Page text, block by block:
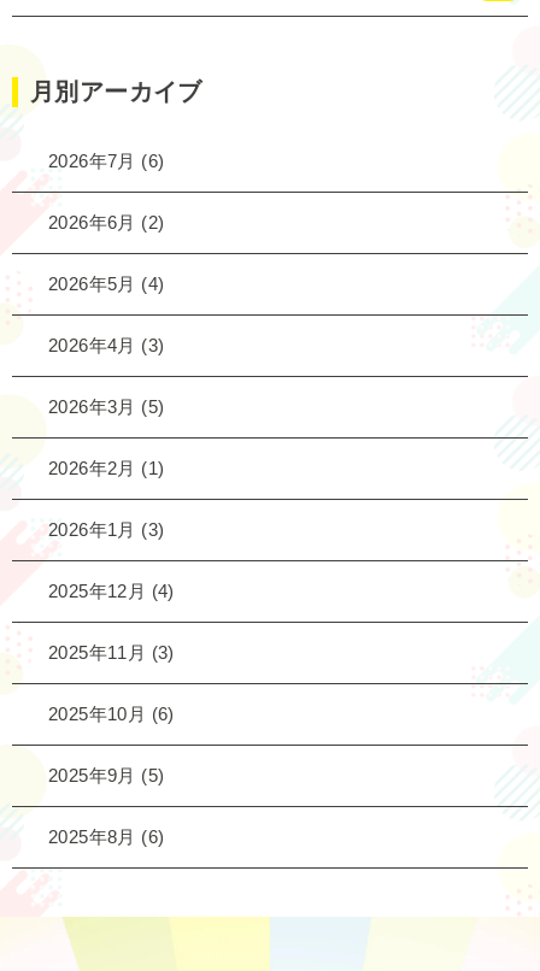
月別アーカイブ
2026年7月 (6)
2026年6月 (2)
2026年5月 (4)
2026年4月 (3)
2026年3月 (5)
2026年2月 (1)
2026年1月 (3)
2025年12月 (4)
2025年11月 (3)
2025年10月 (6)
2025年9月 (5)
2025年8月 (6)